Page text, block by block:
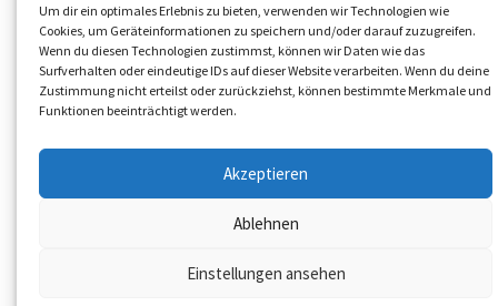
Um dir ein optimales Erlebnis zu bieten, verwenden wir Technologien wie
Cookies, um Geräteinformationen zu speichern und/oder darauf zuzugreifen.
Wenn du diesen Technologien zustimmst, können wir Daten wie das
Surfverhalten oder eindeutige IDs auf dieser Website verarbeiten. Wenn du deine
Zustimmung nicht erteilst oder zurückziehst, können bestimmte Merkmale und
Funktionen beeinträchtigt werden.
Akzeptieren
Ablehnen
Einstellungen ansehen
Zahlungsarten
Social-Media